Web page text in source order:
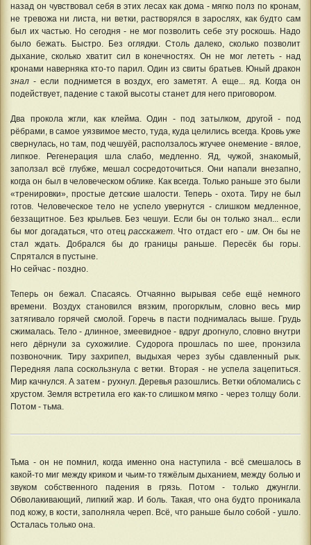
назад он чувствовал себя в этих лесах как дома - мягко полз по кронам,
не тревожа ни листа, ни ветки, растворялся в зарослях, как будто сам
был их частью. Но сегодня - не мог позволить себе эту роскошь. Надо
было бежать. Быстро. Без оглядки. Столь далеко, сколько позволит
дыхание, сколько хватит сил в конечностях. Он не мог лететь - над
кронами наверняка кто-то парил. Один из свиты братьев. Юный дракон
знал - если поднимется в воздух, его заметят. А еще... яд. Когда он
подействует, падение с такой высоты станет для него приговором.
Два прокола жгли, как клейма. Один - под затылком, другой - под
рёбрами, в самое уязвимое место, туда, куда целились всегда. Кровь уже
свернулась, но там, под чешуёй, расползалось жгучее онемение - вялое,
липкое. Регенерация шла слабо, медленно. Яд, чужой, знакомый,
заползал всё глубже, мешал сосредоточиться. Они напали внезапно,
когда он был в человеческом облике. Как всегда. Только раньше это были
«тренировки», простые детские шалости. Теперь - охота. Тиру не был
готов. Человеческое тело не успело увернутся - слишком медленное,
беззащитное. Без крыльев. Без чешуи. Если бы он только знал... если
бы мог догадаться, что отец расскажет. Что отдаст его - им. Он бы не
стал ждать. Добрался бы до границы раньше. Пересёк бы горы.
Спрятался в пустыне.
Но сейчас - поздно.
Теперь он бежал. Спасаясь. Отчаянно вырывая себе ещё немного
времени. Воздух становился вязким, прогорклым, словно весь мир
затягивало горячей смолой. Горечь в пасти поднималась выше. Грудь
сжималась. Тело - длинное, змеевидное - вдруг дрогнуло, словно внутри
него дёрнули за сухожилие. Судорога прошлась по шее, пронзила
позвоночник. Тиру захрипел, выдыхая через зубы сдавленный рык.
Передняя лапа соскользнула с ветки. Вторая - не успела зацепиться.
Мир качнулся. А затем - рухнул. Деревья разошлись. Ветки обломались с
хрустом. Земля встретила его как-то слишком мягко - через толщу боли.
Потом - тьма.
Тьма - он не помнил, когда именно она наступила - всё смешалось в
какой-то миг между криком и чьим-то тяжёлым дыханием, между болью и
звуком собственного падения в грязь. Потом - только джунгли.
Обволакивающий, липкий жар. И боль. Такая, что она будто проникала
под кожу, в кости, заполняла череп. Всё, что раньше было собой - ушло.
Осталась только она.